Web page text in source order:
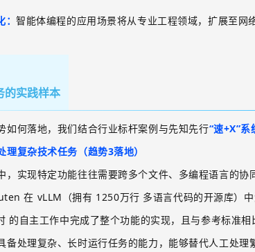
：智能体编程的应用场景将从专业工程领域，扩展至网
的实践样本
如何落地，我们结合行业标杆案例与先知先行“速+X”系
理复杂技术任务（趋势3落地）
，实现特定功能往往需要跨多个文件、多编程语言的协
在 vLLM （拥有 1250万行 多语言代码的开源库）
的自主工作中完成了整个功能的实现，且与参考标准相
备处理复杂、长时运行任务的能力，能够替代人工处